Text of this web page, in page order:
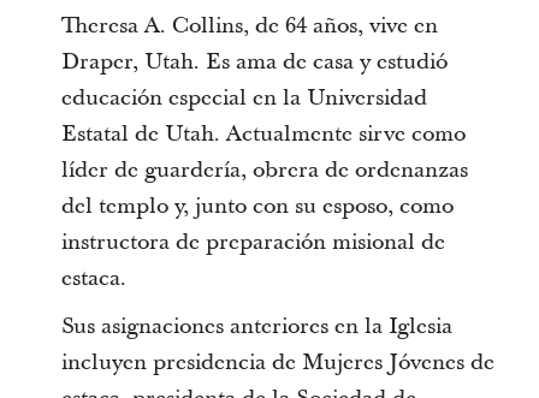
Theresa A. Collins, de 64 años, vive en
Draper, Utah. Es ama de casa y estudió
educación especial en la Universidad
Estatal de Utah. Actualmente sirve como
líder de guardería, obrera de ordenanzas
del templo y, junto con su esposo, como
instructora de preparación misional de
estaca.
Sus asignaciones anteriores en la Iglesia
incluyen presidencia de Mujeres Jóvenes de